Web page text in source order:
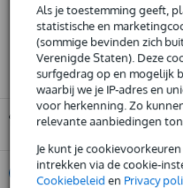
Als je toestemming geeft,
statistische en
(sommige bevinden zich
Verenigde Staten). Deze
surfgedrag op en mogelijk
waarbij we je IP-adres en
voor herkenning. Zo
relevante aanbiedingen
Je kunt je
intrekken via de cookie-
Cookiebeleiden Privacy
30 dagen 'niet goed geld
3 jaar Bax Music garantie
Gratis ophalen in de
Huur dit product